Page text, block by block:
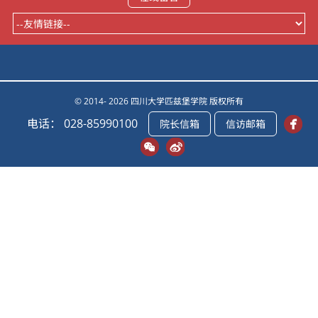
© 2014- 2026 四川大学匹兹堡学院 版权所有
电话： 028-85990100 院长信箱 信访邮箱